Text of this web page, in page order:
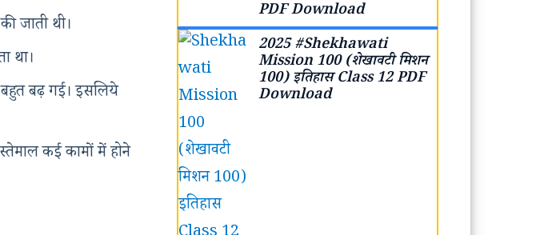
जाती थी।
था।
बहुत बढ़ गई। इसलिये
कई कामों में होने
PDF Download
2025 #Shekhawati
Mission 100 (शेखावटी मिशन
100) इतिहास Class 12 PDF
Download